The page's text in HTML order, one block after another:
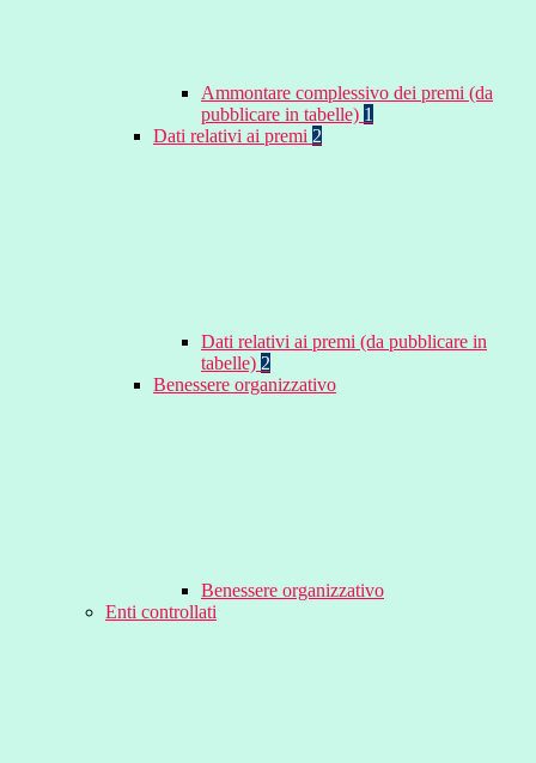
Ammontare complessivo dei premi (da
pubblicare in tabelle) 1
Dati relativi ai premi 2
Dati relativi ai premi (da pubblicare in
tabelle) 2
Benessere organizzativo
Benessere organizzativo
Enti controllati